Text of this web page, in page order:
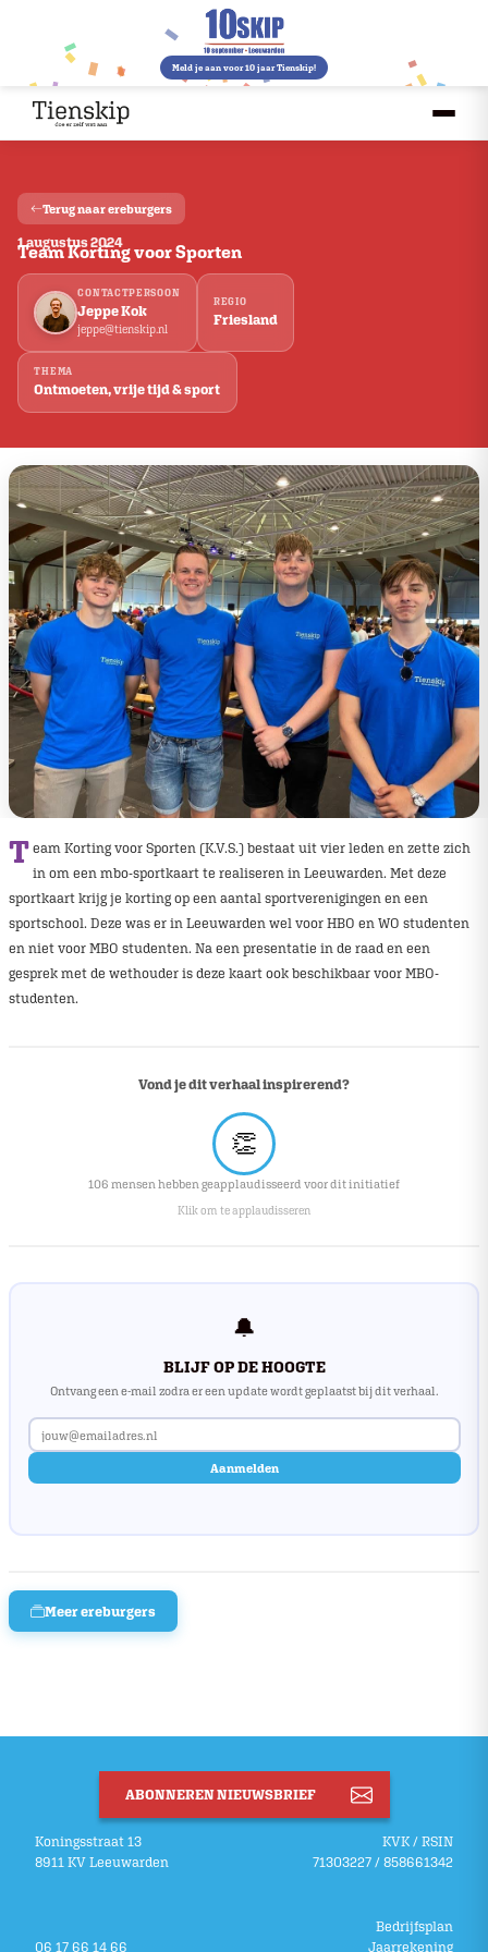
Meld je aan voor 10 jaar Tienskip!
Terug naar ereburgers
Team Korting voor Sporten
1 augustus 2024
CONTACTPERSOON
Jeppe Kok
jeppe@tienskip.nl
REGIO
Friesland
THEMA
Ontmoeten, vrije tijd & sport
T eam Korting voor Sporten (K.V.S.) bestaat uit vier leden en zette zich
in om een mbo-sportkaart te realiseren in Leeuwarden. Met deze
sportkaart krijg je korting op een aantal sportverenigingen en een
sportschool. Deze was er in Leeuwarden wel voor HBO en WO studenten
en niet voor MBO studenten. Na een presentatie in de raad en een
gesprek met de wethouder is deze kaart ook beschikbaar voor MBO-
studenten.
Vond je dit verhaal inspirerend?
👏
106 mensen hebben geapplaudisseerd voor dit initiatief
Klik om te applaudisseren
🔔
BLIJF OP DE HOOGTE
Ontvang een e-mail zodra er een update wordt geplaatst bij dit verhaal.
Aanmelden
Meer ereburgers
ABONNEREN NIEUWSBRIEF
Koningsstraat 13
KVK / RSIN
8911 KV Leeuwarden
71303227 / 858661342
Bedrijfsplan
06 17 66 14 66
Jaarrekening